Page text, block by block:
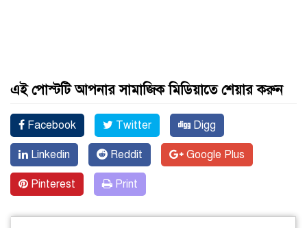
এই পোস্টটি আপনার সামাজিক মিডিয়াতে শেয়ার করুন
Facebook Twitter Digg
Linkedin Reddit Google Plus
Pinterest Print